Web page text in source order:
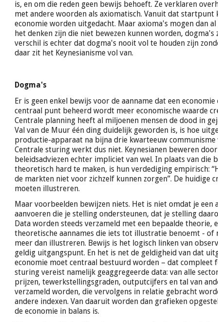
is, en om die reden geen bewijs behoeft. Ze verklaren
met andere woorden als axiomatisch. Vanuit dat startpunt
economie worden uitgedacht. Maar axioma's mogen dan
het denken zijn die niet bewezen kunnen worden, dogma's
verschil is echter dat dogma's nooit vol te houden zijn
daar zit het Keynesianisme vol van.
Dogma's
Er is geen enkel bewijs voor de aanname dat een economie
centraal punt beheerd wordt meer economische waarde
Centrale planning heeft al miljoenen mensen de dood in
Val van de Muur één ding duidelijk geworden is, is hoe
productie-apparaat na bijna drie kwarteeuw communisme
Centrale sturing werkt dus niet. Keynesianen beweren
beleidsadviezen echter impliciet van wel. In plaats van die
theoretisch hard te maken, is hun verdediging empirisch:
de markten niet voor zichzelf kunnen zorgen”. De huidige
moeten illustreren.
Maar voorbeelden bewijzen niets. Het is niet omdat je een
aanvoeren die je stelling ondersteunen, dat je stelling
Data worden steeds verzameld met een bepaalde theorie,
theoretische aannames die iets tot illustratie benoemt - of
meer dan illustreren. Bewijs is het logisch linken van
geldig uitgangspunt. En het is net de geldigheid van dat
economie moet centraal bestuurd worden – dat compleet
sturing vereist namelijk geaggregeerde data: van alle
prijzen, tewerkstellingsgraden, outputcijfers en tal van
verzameld worden, die vervolgens in relatie gebracht
andere indexen. Van daaruit worden dan grafieken
de economie in balans is.